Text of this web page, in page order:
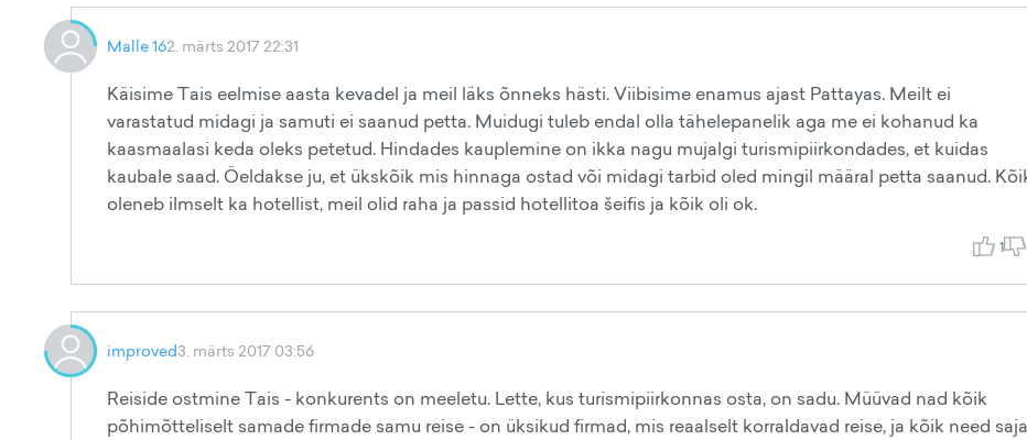
Malle 162. märts 2017 22:31
Käisime Tais eelmise aasta kevadel ja meil läks õnneks hästi. Viibisime enamus ajast Pattayas. Meilt ei
varastatud midagi ja samuti ei saanud petta. Muidugi tuleb endal olla tähelepanelik aga me ei kohanud ka
kaasmaalasi keda oleks petetud. Hindades kauplemine on ikka nagu mujalgi turismipiirkondades, et kuidas
kaubale saad. Öeldakse ju, et ükskõik mis hinnaga ostad või midagi tarbid oled mingil määral petta saanud.
oleneb ilmselt ka hotellist, meil olid raha ja passid hotellitoa šeifis ja kõik oli ok.
1
improved3. märts 2017 03:56
Reiside ostmine Tais - konkurents on meeletu. Lette, kus turismipiirkonnas osta, on sadu. Müüvad nad kõik
põhimõtteliselt samade firmade samu reise - on üksikud firmad, mis reaalselt korraldavad reise, ja kõik need